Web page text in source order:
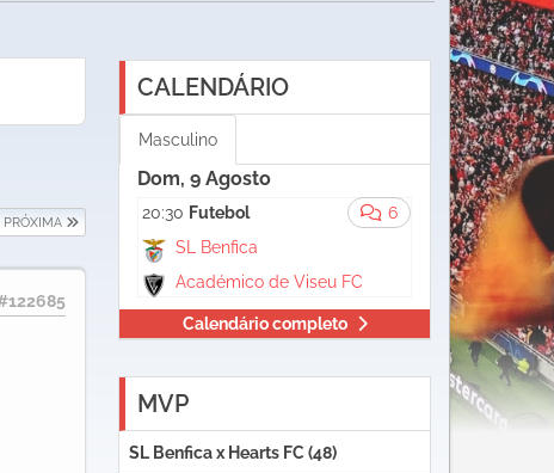
PRÓXIMA
CALENDÁRIO
Masculino
Dom, 9 Agosto
6
20:30 Futebol
SL Benfica
Académico de Viseu FC
Calendário completo
MVP
SL Benfica x Hearts FC (48)